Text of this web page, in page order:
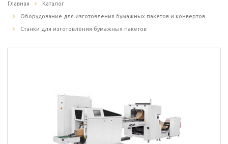
Главная Каталог
Оборудование для изготовления бумажных пакетов и конвертов
Станки для изготовления бумажных пакетов